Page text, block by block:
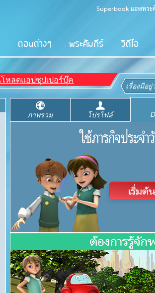
Superbook แอพพระ
ตอนต่างๆ พระคัมภีร์ วิดีโอ